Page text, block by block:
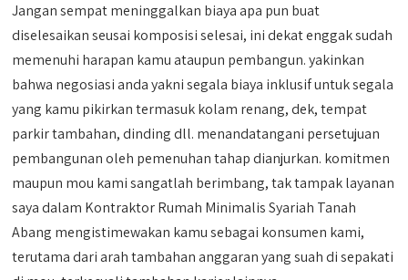
Jangan sempat meninggalkan biaya apa pun buat
diselesaikan seusai komposisi selesai, ini dekat enggak sudah
memenuhi harapan kamu ataupun pembangun. yakinkan
bahwa negosiasi anda yakni segala biaya inklusif untuk segala
yang kamu pikirkan termasuk kolam renang, dek, tempat
parkir tambahan, dinding dll. menandatangani persetujuan
pembangunan oleh pemenuhan tahap dianjurkan. komitmen
maupun mou kami sangatlah berimbang, tak tampak layanan
saya dalam Kontraktor Rumah Minimalis Syariah Tanah
Abang mengistimewakan kamu sebagai konsumen kami,
terutama dari arah tambahan anggaran yang suah di sepakati